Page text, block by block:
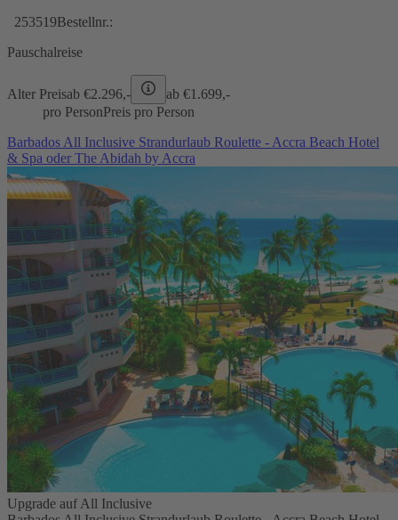
253519Bestellnr.:
Pauschalreise
Alter Preisab €2.296,- ab €1.699,-
pro PersonPreis pro Person
Barbados All Inclusive Strandurlaub Roulette - Accra Beach Hotel
& Spa oder The Abidah by Accra
Upgrade auf All Inclusive